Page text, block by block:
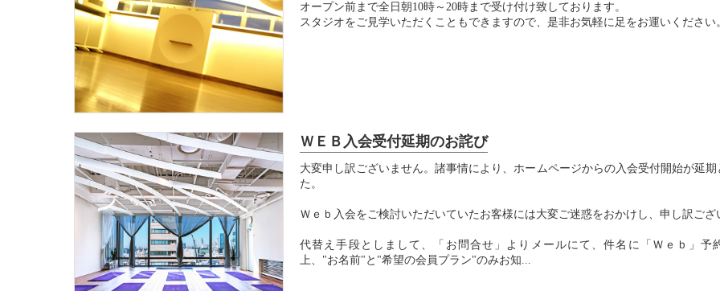
オープン前まで全日朝10時～20時まで受け付け致しております。
スタジオをご見学いただくこともできますので、是非お気軽に足をお運いください
ＷＥＢ入会受付延期のお詫び
大変申し訳ございません。諸事情により、ホームページからの入会受付開始が延期
た。
Ｗｅｂ入会をご検討いただいていたお客様には大変ご迷惑をおかけし、申し訳ござ
代替え手段としまして、「お問合せ」よりメールにて、件名に「Ｗｅｂ」予
上、"お名前"と"希望の会員プラン"のみお知...